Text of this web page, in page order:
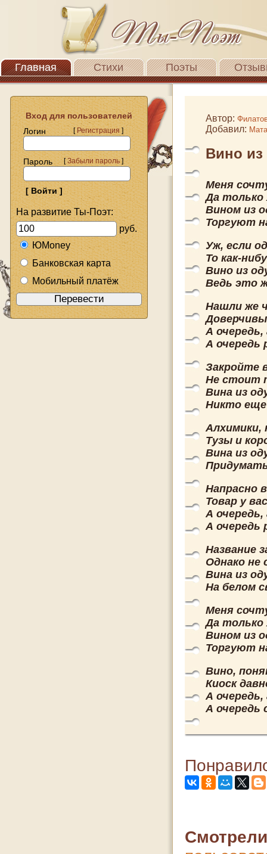
Главная Стихи Поэты
Вход для пользователей
Логин
[Регистрация]
Пароль [Забыли пароль]
На развитие Ты-Поэт:
руб.
ЮMoney
Банковская карта
Мобильный платёж
Автор:
Добавил:
Вино из
Меня
Да только
Вином из
Торгуют
Уж, если
То как-
Вино из
Ведь это
Нашли же
А очередь,
А очередь
Закройте
Не стоит
Вина из
Никто еще
Алхимики,
Тузы и
Вина из
Напрасно
Товар у
А очередь,
А очередь
Название
Однако не
Вина из
На белом
Меня
Да только
Вином из
Торгуют
Вино,
Киоск
А очередь,
А очередь